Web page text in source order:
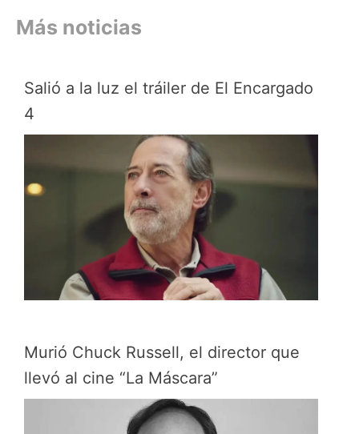
Más noticias
Salió a la luz el tráiler de El Encargado
4
Murió Chuck Russell, el director que
llevó al cine “La Máscara”